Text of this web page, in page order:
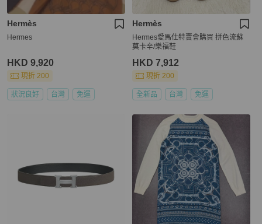
Hermès
Hermes
HKD 9,920
現折 200
狀況良好 台灣 免運
Hermès
Hermes愛馬仕特賣會購買 拼色流蘇
莫卡辛/樂福鞋
HKD 7,912
現折 200
全新品 台灣 免運